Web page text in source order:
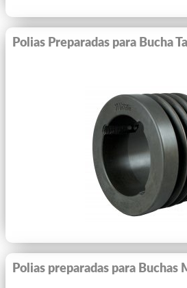
Polias Preparadas para Bucha
Polias preparadas para Buchas